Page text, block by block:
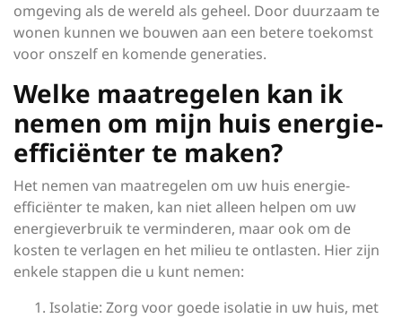
omgeving als de wereld als geheel. Door duurzaam te
wonen kunnen we bouwen aan een betere toekomst
voor onszelf en komende generaties.
Welke maatregelen kan ik
nemen om mijn huis energie-
efficiënter te maken?
Het nemen van maatregelen om uw huis energie-
efficiënter te maken, kan niet alleen helpen om uw
energieverbruik te verminderen, maar ook om de
kosten te verlagen en het milieu te ontlasten. Hier zijn
enkele stappen die u kunt nemen:
Isolatie: Zorg voor goede isolatie in uw huis, met